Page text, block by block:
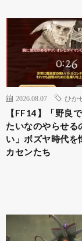
2026.08.07 ひか
【FF14】「野良
たいなのやらせる
い」ボズヤ時代を
カセンたち